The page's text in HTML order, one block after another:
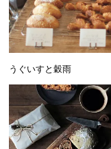
うぐいすと穀雨